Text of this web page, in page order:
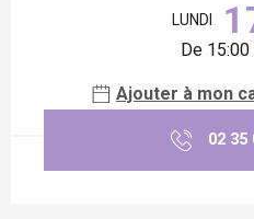
LUNDI
De
Ajouter à mon
02 35